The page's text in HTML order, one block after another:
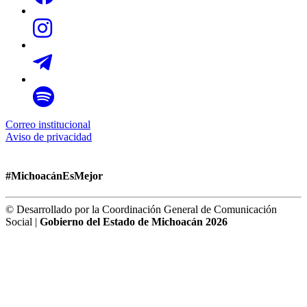
Correo institucional
Aviso de privacidad
#MichoacánEsMejor
© Desarrollado por la Coordinación General de Comunicación
Social | Gobierno del Estado de Michoacán 2026